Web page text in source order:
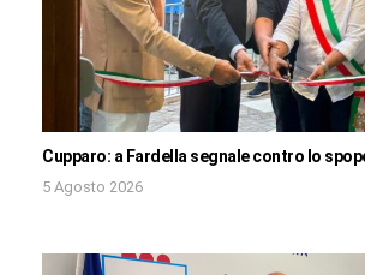
Cupparo: a Fardella segnale contro lo
5 Agosto 2026